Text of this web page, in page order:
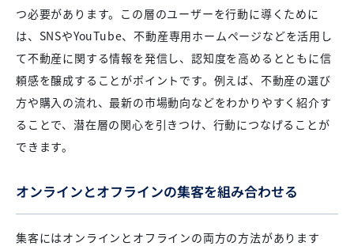
つ必要があります。この層のユーザーを行動に導くために
は、SNSやYouTube、不動産専用ホームページなどを活用し
て不動産に関する情報を発信し、認知度を高めるとともに信
頼感を醸成することがポイントです。例えば、不動産の選び
方や購入の流れ、最新の市場動向などをわかりやすく紹介す
ることで、潜在層の関心を引きつけ、行動につなげることが
できます。
オンラインとオフラインの集客を組み合わせる
集客にはオンラインとオフラインの両方の方法があります